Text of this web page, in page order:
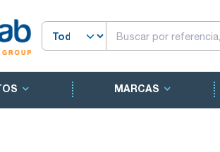
MARCAS